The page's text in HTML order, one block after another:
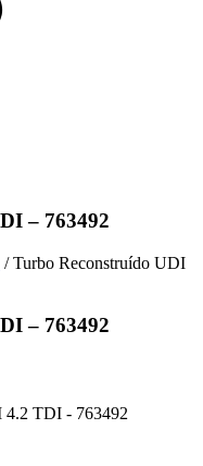
– 763492
/ Turbo Reconstruído UDI
– 763492
4.2 TDI - 763492